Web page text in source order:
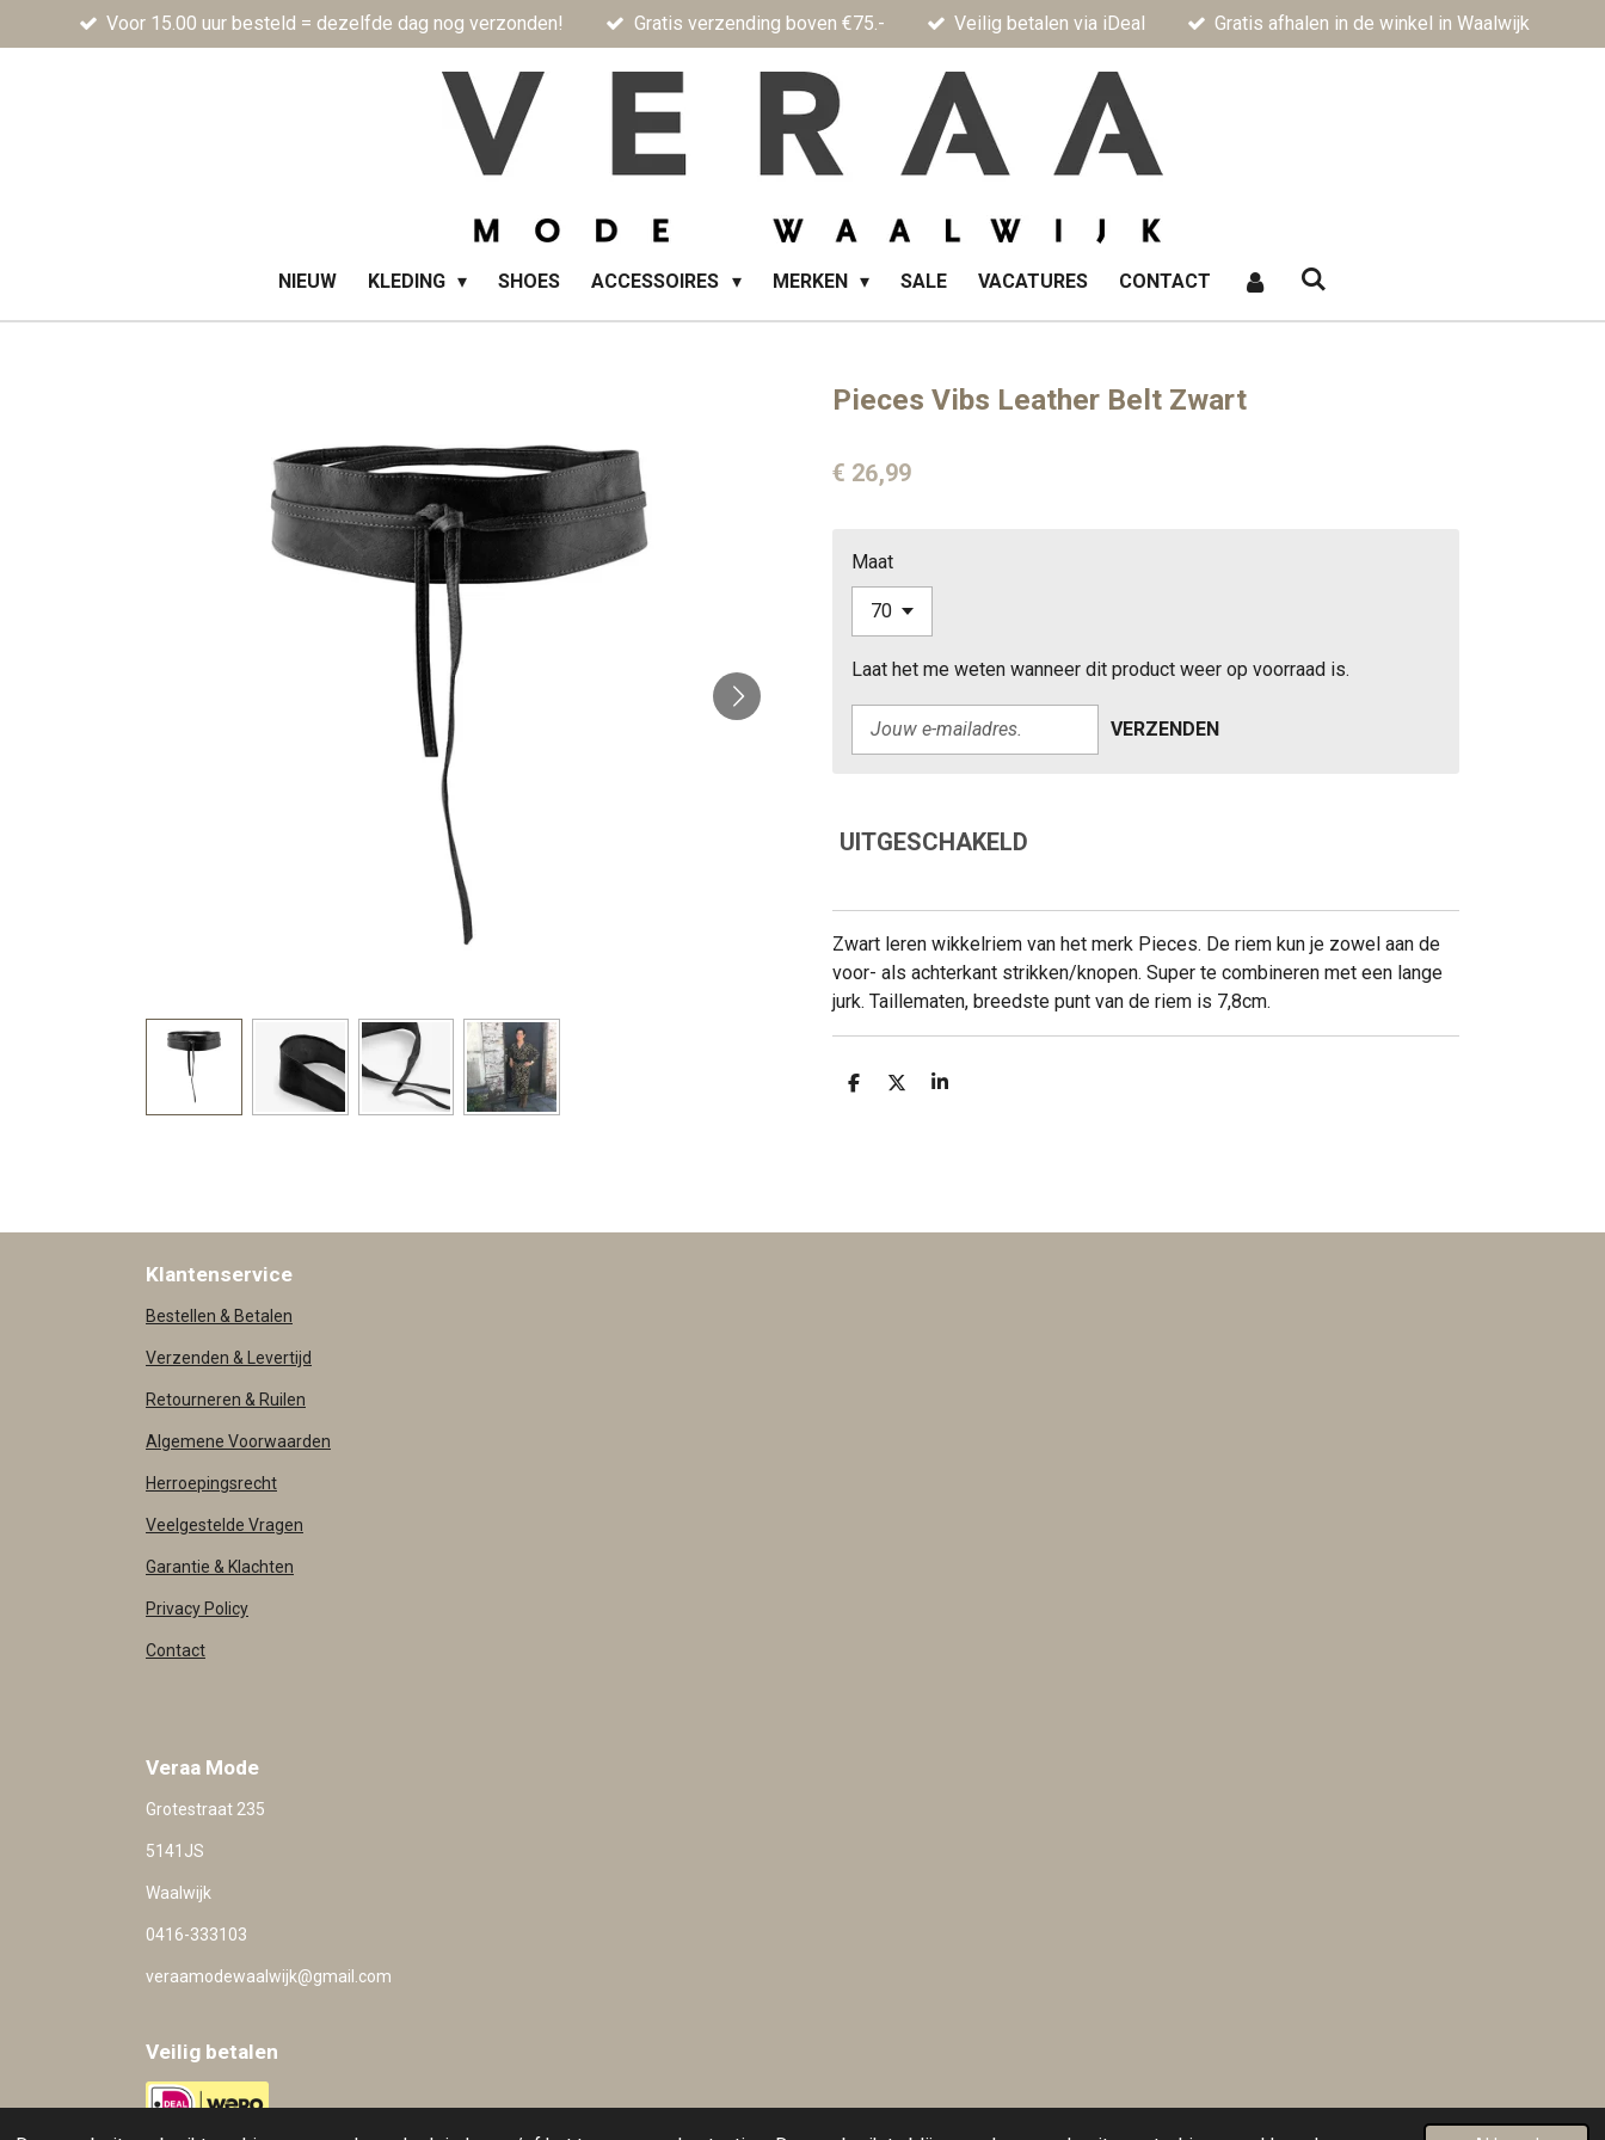
direct
Voor 15.00 uur besteld = dezelfde dag nog verzonden! Gratis verzending boven €75.- Veilig betalen via iDeal Gratis afhalen in de winkel in Waalwijk
NIEUW KLEDING SHOES ACCESSOIRES MERKEN SALE VACATURES CONTACT
Pieces Vibs Leather Belt Zwart
€ 26,99
Maat
Laat het me weten wanneer dit product weer op voorraad is.
VERZENDEN
UITGESCHAKELD
Zwart leren wikkelriem van het merk Pieces. De riem kun je zowel aan de
voor- als achterkant strikken/knopen. Super te combineren met een lange
jurk. Taillematen, breedste punt van de riem is 7,8cm.
D
D
S
Klantenservice
Bestellen & Betalen
Verzenden & Levertijd
Retourneren & Ruilen
Algemene Voorwaarden
Herroepingsrecht
Veelgestelde Vragen
Garantie & Klachten
Privacy Policy
Contact
Veraa Mode
Grotestraat 235
5141JS
Waalwijk
0416-333103
veraamodewaalwijk@gmail.com
Veilig betalen